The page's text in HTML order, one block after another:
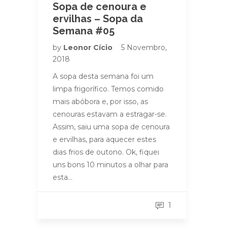
Sopa de cenoura e
ervilhas – Sopa da
Semana #05
by Leonor Cício
5 Novembro,
2018
A sopa desta semana foi um
limpa frigorífico. Temos comido
mais abóbora e, por isso, as
cenouras estavam a estragar-se.
Assim, saiu uma sopa de cenoura
e ervilhas, para aquecer estes
dias frios de outono. Ok, fiquei
uns bons 10 minutos a olhar para
esta…
1